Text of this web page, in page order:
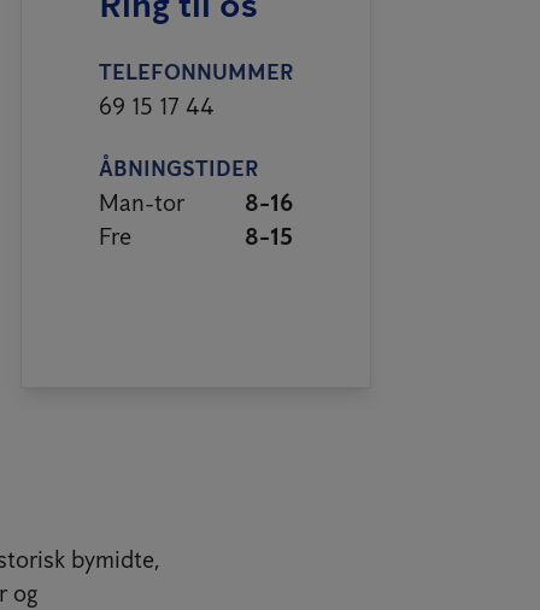
TELEFONNUMMER
69 15 17 44
ÅBNINGSTIDER
Man-tor
8-16
Fre
8-15
bymidte,
og